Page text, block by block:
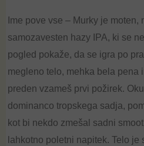
Ime pove vse – Murky je moten,
samozavesten hazy IPA, ki se
pogled pokaže, da se igra po
megleno telo, mehka bela pena
preden vzameš prvi požirek.
dominanco tropskega sadja,
kot bi nekdo zmešal sadni
lahkotno poletni napitek. Telo je